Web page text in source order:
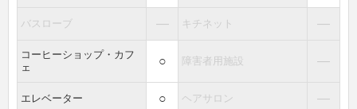
バスローブ ― キチネット ―
コーヒーショップ・カフ
ェ
○ 障害者用施設 ―
エレベーター ○ ヘアサロン ―